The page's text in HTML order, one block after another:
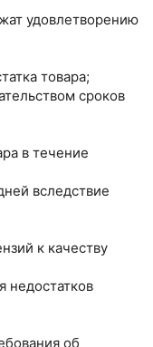
удовлетворению
товара;
сроков
в течение
вследствие
к качеству
недостатков
об